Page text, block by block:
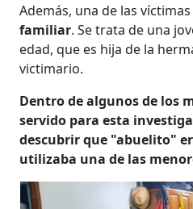
Además, una de las
familiar. Se trata de una
edad, que es hija de la
victimario.
Dentro de algunos de los
servido para esta
descubrir que "abuelito"
utilizaba una de las